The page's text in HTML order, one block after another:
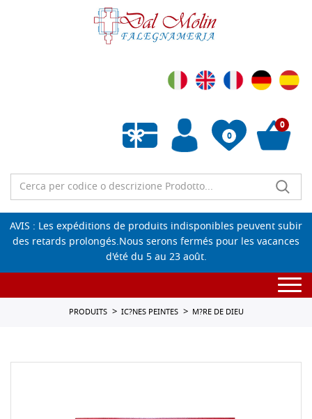
0
Liste de souhaits vide
0
AVIS : Les expéditions de produits indisponibles peuvent subir
des retards prolongés.Nous serons fermés pour les vacances
d'été du 5 au 23 août.
PRODUITS IC?NES PEINTES M?RE DE DIEU